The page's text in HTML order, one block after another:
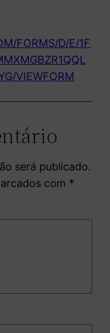
FORMS/D/E/1F
VIEWFORM
será publicado.
com *